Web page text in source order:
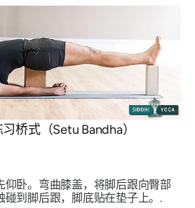
桥式（Setu Bandha）
仰卧。弯曲膝盖，将脚后跟向臀部
碰到脚后跟，脚底贴在垫子上。.